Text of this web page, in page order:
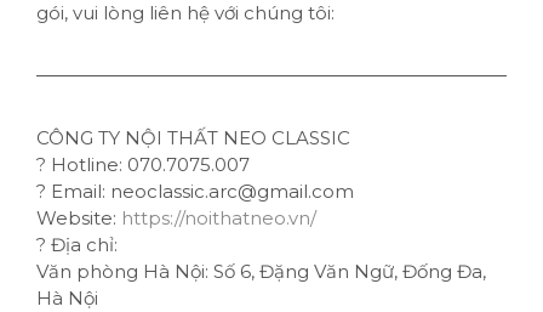
gói, vui lòng liên hệ với chúng tôi:
CÔNG TY NỘI THẤT NEO CLASSIC
? Hotline: 070.7075.007
? Email: neoclassic.arc@gmail.com
Website: https://noithatneo.vn/
? Địa chỉ:
Văn phòng Hà Nội: Số 6, Đặng Văn Ngữ, Đống Đa,
Hà Nội